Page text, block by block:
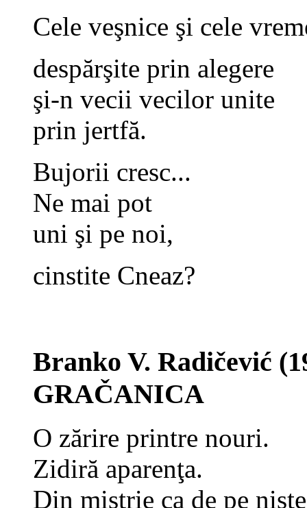
Cele veşnice şi cele
despărşite prin alegere
şi-n vecii vecilor unite
prin jertfă.
Bujorii cresc...
Ne mai pot
uni şi pe noi,
cinstite Cneaz?
Branko V. Radičević
GRAČANICA
O zărire printre nouri.
Zidiră aparenţa.
Din mistrie ca de pe